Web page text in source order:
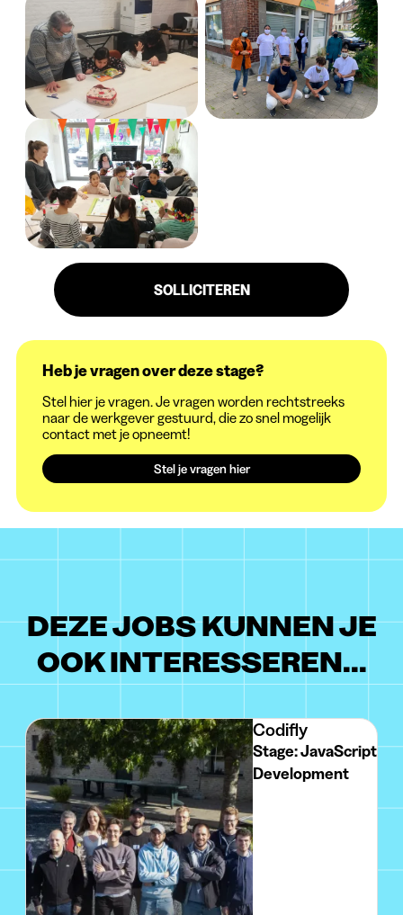
SOLLICITEREN
Heb je vragen over deze stage?
Stel hier je vragen. Je vragen worden rechtstreeks
naar de werkgever gestuurd, die zo snel mogelijk
contact met je opneemt!
Stel je vragen hier
DEZE JOBS KUNNEN JE
OOK INTERESSEREN...
Codifly
Stage: JavaScript
Development